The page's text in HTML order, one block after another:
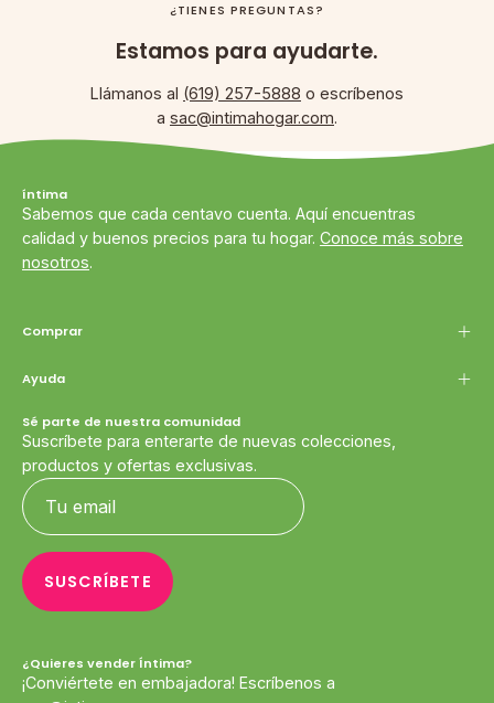
¿TIENES PREGUNTAS?
Estamos para ayudarte.
Llámanos al (619) 257-5888 o escríbenos
a sac@intimahogar.com.
íntima
Sabemos que cada centavo cuenta. Aquí encuentras
calidad y buenos precios para tu hogar. Conoce más sobre
nosotros.
Comprar
Ayuda
Sé parte de nuestra comunidad
Suscríbete para enterarte de nuevas colecciones,
productos y ofertas exclusivas.
SUSCRÍBETE
¿Quieres vender Íntima?
¡Conviértete en embajadora! Escríbenos a